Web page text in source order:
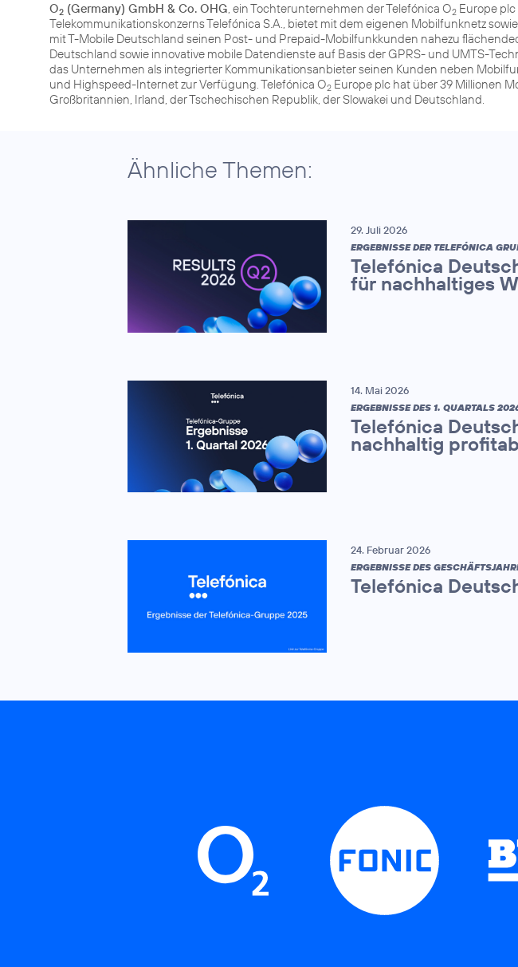
O2 (Germany) GmbH & Co. OHG, ein Tochterunternehmen der Telefónica O2 Europe
Telekommunikationskonzerns Telefónica S.A., bietet mit dem eigenen Mobilfunknetz
mit T-Mobile Deutschland seinen Post- und Prepaid-Mobilfunkkunden nahezu
Deutschland sowie innovative mobile Datendienste auf Basis der GPRS- und UMTS-
das Unternehmen als integrierter Kommunikationsanbieter seinen Kunden neben
und Highspeed-Internet zur Verfügung. Telefónica O2 Europe plc hat über 39 Millionen
Großbritannien, Irland, der Tschechischen Republik, der Slowakei und Deutschland.
Ähnliche Themen:
29. Juli 2026
ERGEBNISSE DER TELEFÓNICA
Telefónica
für nachhaltiges
14. Mai 2026
ERGEBNISSE DES 1. QUARTALS
Telefónica
nachhaltig
24. Februar 2026
ERGEBNISSE DES
Telefónica